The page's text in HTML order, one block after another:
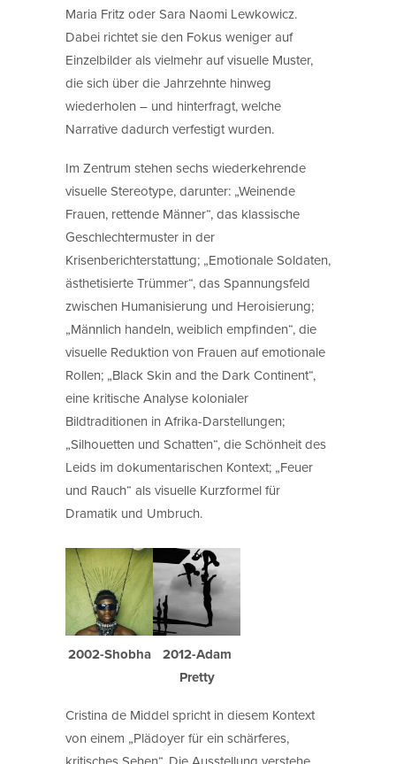
Maria Fritz oder Sara Naomi Lewkowicz.
Dabei richtet sie den Fokus weniger auf
Einzelbilder als vielmehr auf visuelle Muster,
die sich über die Jahrzehnte hinweg
wiederholen – und hinterfragt, welche
Narrative dadurch verfestigt wurden.
Im Zentrum stehen sechs wiederkehrende
visuelle Stereotype, darunter: „Weinende
Frauen, rettende Männer“, das klassische
Geschlechtermuster in der
Krisenberichterstattung; „Emotionale Soldaten,
ästhetisierte Trümmer“, das Spannungsfeld
zwischen Humanisierung und Heroisierung;
„Männlich handeln, weiblich empfinden“, die
visuelle Reduktion von Frauen auf emotionale
Rollen; „Black Skin and the Dark Continent“,
eine kritische Analyse kolonialer
Bildtraditionen in Afrika-Darstellungen;
„Silhouetten und Schatten“, die Schönheit des
Leids im dokumentarischen Kontext; „Feuer
und Rauch“ als visuelle Kurzformel für
Dramatik und Umbruch.
2002-Shobha
2012-Adam
Pretty
Cristina de Middel spricht in diesem Kontext
von einem „Plädoyer für ein schärferes,